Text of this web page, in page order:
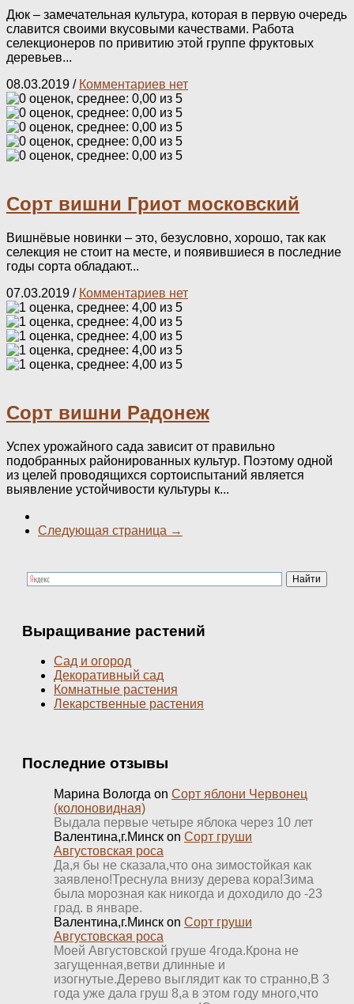
Дюк – замечательная культура, которая в первую очередь
славится своими вкусовыми качествами. Работа
селекционеров по привитию этой группе фруктовых
деревьев...
08.03.2019 / Комментариев нет
Сорт вишни Гриот московский
Вишнёвые новинки – это, безусловно, хорошо, так как
селекция не стоит на месте, и появившиеся в последние
годы сорта обладают...
07.03.2019 / Комментариев нет
Сорт вишни Радонеж
Успех урожайного сада зависит от правильно
подобранных районированных культур. Поэтому одной
из целей проводящихся сортоиспытаний является
выявление устойчивости культуры к...
Следующая страница →
Выращивание растений
Сад и огород
Декоративный сад
Комнатные растения
Лекарственные растения
Последние отзывы
Марина Вологда on Сорт яблони Червонец
(колоновидная)
Выдала первые четыре яблока через 10 лет
Валентина,г.Минск on Сорт груши
Августовская роса
Да,я бы не сказала,что она зимостойкая как
заявлено!Треснула внизу дерева кора!Зима
была морозная как никогда и доходило до -23
град. в январе.
Валентина,г.Минск on Сорт груши
Августовская роса
Моей Августовской груше 4года.Крона не
загущенная,ветви длинные и
изогнутые.Дерево выглядит как то странно,В 3
года уже дала груш 8,а в этом году много,что